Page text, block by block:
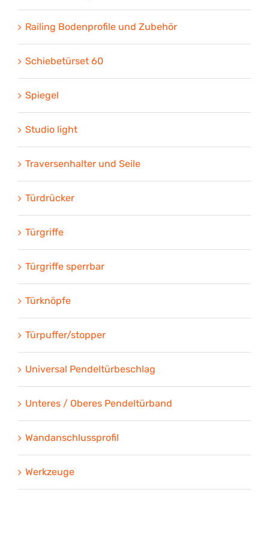
Railing Bodenprofile und Zubehör
Schiebetürset 60
Spiegel
Studio light
Traversenhalter und Seile
Türdrücker
Türgriffe
Türgriffe sperrbar
Türknöpfe
Türpuffer/stopper
Universal Pendeltürbeschlag
Unteres / Oberes Pendeltürband
Wandanschlussprofil
Werkzeuge